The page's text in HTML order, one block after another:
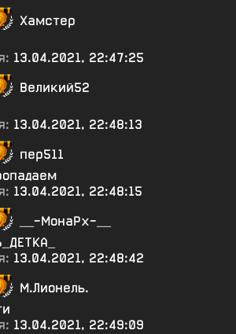
Хамстер
13.04.2021, 22:47:25
Великий52
13.04.2021, 22:48:13
пер511
13.04.2021, 22:48:15
__-МонаРх-__
13.04.2021, 22:48:42
М.Лионель.
13.04.2021, 22:49:09